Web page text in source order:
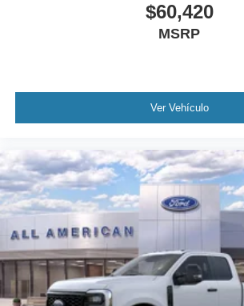
$60,420
MSRP
Ver Vehículo